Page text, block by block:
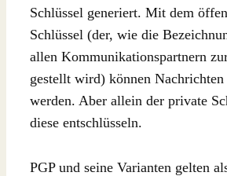
Schlüssel generiert. Mit dem
Schlüssel (der, wie die
allen Kommunikationspartnern
gestellt wird) können Nachrichten
werden. Aber allein der private
diese entschlüsseln.
PGP und seine Varianten gelten